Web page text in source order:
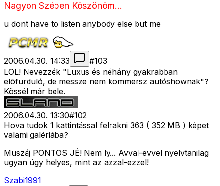
Nagyon Szépen Köszönöm...
u dont have to listen anybody else but me
2006.04.30. 14:33 #103
LOL! Nevezzék "Luxus és néhány gyakrabban
elõfurduló, de messze nem kommersz autóshownak"?
Kössél már bele.
2006.04.30. 13:30#102
Hova tudok 1 kattintással felrakni 363 ( 352 MB ) képet
valami galériába?
Muszáj PONTOS JÉ! Nem ly... Avval-evvel nyelvtanilag
ugyan úgy helyes, mint az azzal-ezzel!
Szabi1991